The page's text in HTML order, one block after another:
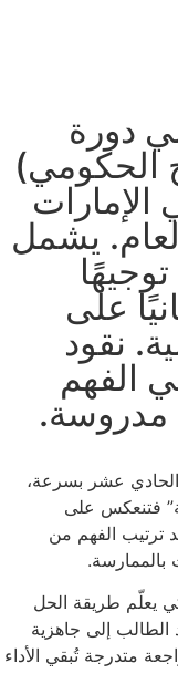
دورة
الحكومي)
يشمل
على
نقود
الفهم
مدروسة.
الحادي عشر بسرعة،
فتنعكس على
ترتيب الفهم من
يعلّم طريقة الحل
الطالب إلى جاهزية
متدرجة تُبقي الأداء